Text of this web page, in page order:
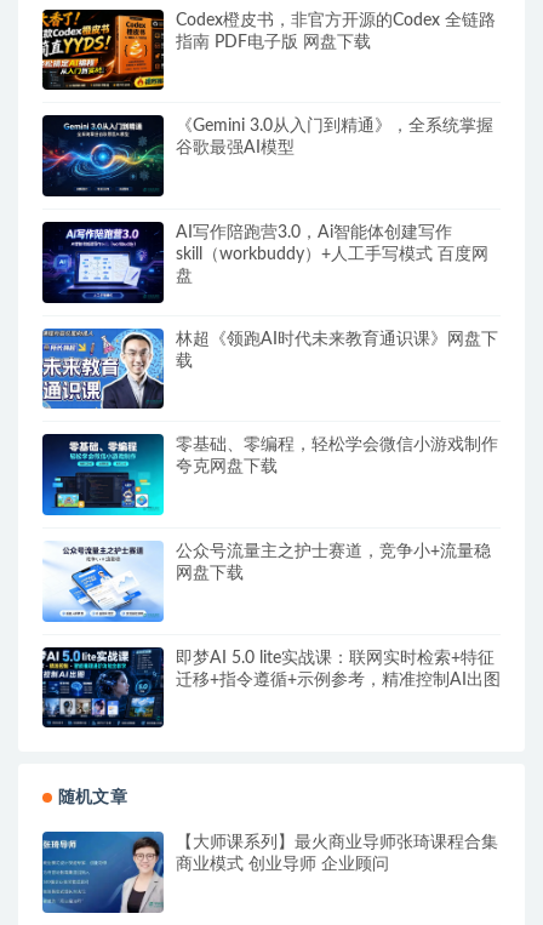
Codex橙皮书，非官方开源的Codex 全链路
指南 PDF电子版 网盘下载
《Gemini 3.0从入门到精通》，全系统掌握
谷歌最强AI模型
AI写作陪跑营3.0，Ai智能体创建写作
skill（workbuddy）+人工手写模式 百度网
盘
林超《领跑AI时代未来教育通识课》网盘下
载
零基础、零编程，轻松学会微信小游戏制作
夸克网盘下载
公众号流量主之护士赛道，竞争小+流量稳
网盘下载
即梦AI 5.0 lite实战课：联网实时检索+特征
迁移+指令遵循+示例参考，精准控制AI出图
随机文章
【大师课系列】最火商业导师张琦课程合集
商业模式 创业导师 企业顾问